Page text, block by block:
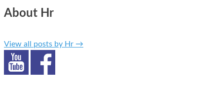
About Hr
View all posts by Hr →